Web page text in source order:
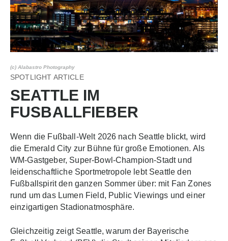
(c) Alabastro Photography
SPOTLIGHT ARTICLE
SEATTLE IM
FUSBALLFIEBER
Wenn die Fußball-Welt 2026 nach Seattle blickt, wird
die Emerald City zur Bühne für große Emotionen. Als
WM‑Gastgeber, Super‑Bowl‑Champion‑Stadt und
leidenschaftliche Sportmetropole lebt Seattle den
Fußballspirit den ganzen Sommer über: mit Fan Zones
rund um das Lumen Field, Public Viewings und einer
einzigartigen Stadionatmosphäre.
Gleichzeitig zeigt Seattle, warum der Bayerische